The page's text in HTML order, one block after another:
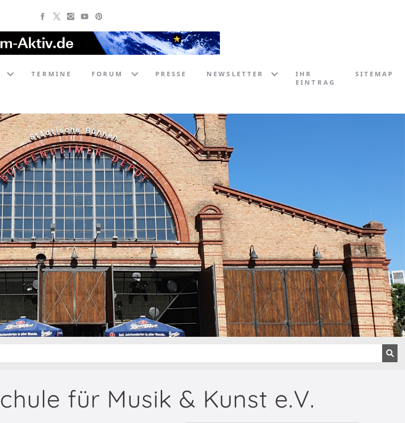
TERMINE FORUM PRESSE NEWSLETTER
IHR
EINTRAG
SITEMAP
für Musik & Kunst e.V.